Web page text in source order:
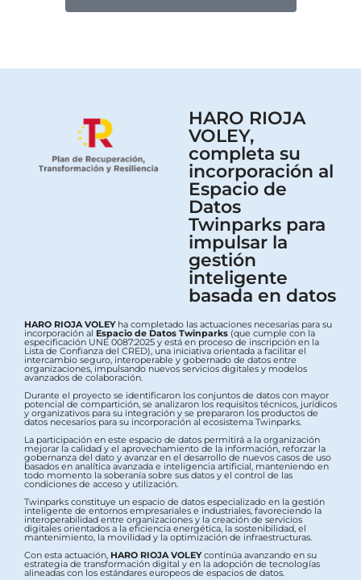
HARO RIOJA
VOLEY,
completa su
incorporación al
Espacio de
Datos
Twinparks para
impulsar la
gestión
inteligente
basada en datos
HARO RIOJA VOLEYha completado las actuaciones necesarias para su
incorporación al Espacio de Datos Twinparks (que cumple con la
especificación UNE 0087:2025 y está en proceso de inscripción en la
Lista de Confianza del CRED), una iniciativa orientada a facilitar el
intercambio seguro, interoperable y gobernado de datos entre
organizaciones, impulsando nuevos servicios digitales y modelos
avanzados de colaboración.
Durante el proyecto se identificaron los conjuntos de datos con mayor
potencial de compartición, se analizaron los requisitos técnicos, jurídicos
y organizativos para su integración y se prepararon los productos de
datos necesarios para su incorporación al ecosistema Twinparks.
La participación en este espacio de datos permitirá a la organización
mejorar la calidad y el aprovechamiento de la información, reforzar la
gobernanza del dato y avanzar en el desarrollo de nuevos casos de uso
basados en analítica avanzada e inteligencia artificial, manteniendo en
todo momento la soberanía sobre sus datos y el control de las
condiciones de acceso y utilización.
Twinparks constituye un espacio de datos especializado en la gestión
inteligente de entornos empresariales e industriales, favoreciendo la
interoperabilidad entre organizaciones y la creación de servicios
digitales orientados a la eficiencia energética, la sostenibilidad, el
mantenimiento, la movilidad y la optimización de infraestructuras.
Con esta actuación, HARO RIOJA VOLEYcontinúa avanzando en su
estrategia de transformación digital y en la adopción de tecnologías
alineadas con los estándares europeos de espacios de datos.